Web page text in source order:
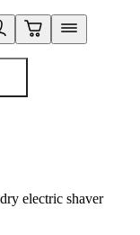
electric shaver